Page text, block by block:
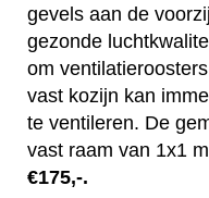
gevels aan de
gezonde
om
vast kozijn kan
te ventileren. De
vast raam van 1x1
€175,-.